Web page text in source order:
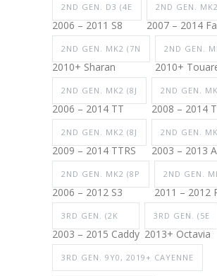
2ND GEN. D3 (4E
2006 – 2011 S8
2ND GEN.
2007 – 2014
2ND GEN. MK2 (7N
2010+ Sharan
2ND GEN.
2010+
2ND GEN. MK2 (8J
2006 – 2014 TT
2ND GEN.
2008 – 2014
2ND GEN. MK2 (8J
2009 – 2014 TTRS
2ND GEN.
2003 – 2013
2ND GEN. MK2 (8P
2006 – 2012 S3
2ND GEN.
2011 – 2012
3RD GEN. (2K
2003 – 2015 Caddy
3RD GEN. (5E
2013+ Octavia
3RD GEN. 9Y0, 2019+ CAYENNE